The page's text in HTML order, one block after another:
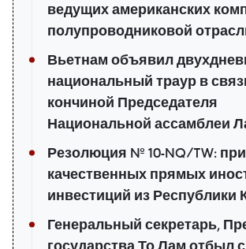
ведущих американских
полупроводниковой
Вьетнам объявил
национальный траур в
кончиной Председателя
Национальной ассамблеи
Резолюция № 10-NQ/TW:
качественных прямых
инвестиций из Республики
Генеральный секретарь,